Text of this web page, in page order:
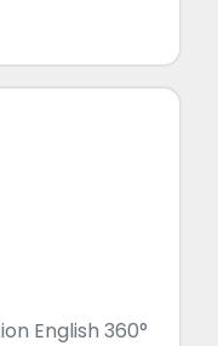
English 360°